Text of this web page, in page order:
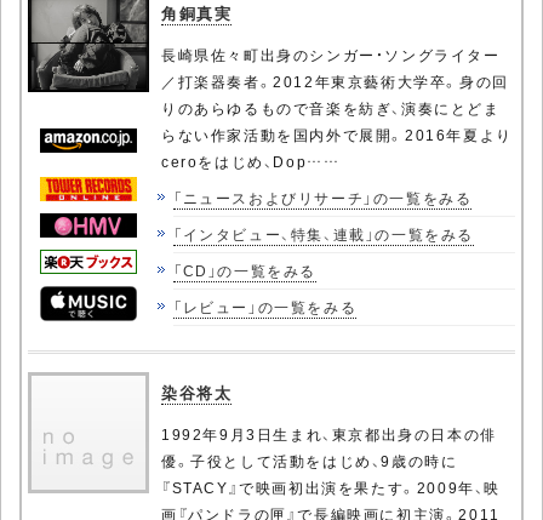
角銅真実
長崎県佐々町出身のシンガー・ソングライター
／打楽器奏者。2012年東京藝術大学卒。身の回
りのあらゆるもので音楽を紡ぎ、演奏にとどま
らない作家活動を国内外で展開。2016年夏より
ceroをはじめ、Dop……
「ニュースおよびリサーチ」の一覧をみる
「インタビュー、特集、連載」の一覧をみる
「CD」の一覧をみる
「レビュー」の一覧をみる
染谷将太
1992年9月3日生まれ、東京都出身の日本の俳
優。子役として活動をはじめ、9歳の時に
『STACY』で映画初出演を果たす。2009年、映
画『パンドラの匣』で長編映画に初主演。2011